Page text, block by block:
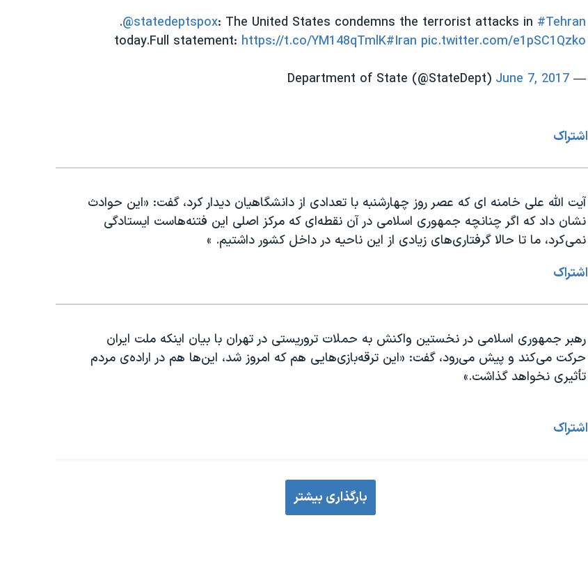
.@statedeptspox: The United States condemns the terrorist attacks in #Tehran
today.Full statement: https://t.co/YM148qTmlK#Iran pic.twitter.com/e1pSC1Qzko
— Department of State (@StateDept)
June 7, 2017
اشتراک
آیت الله علی خامنه ای که عصر روز چهارشنبه با تعدادی از دانشگاهیان دیدار کرد، گفت: «این حوادث
نشان داد که اگر چنانچه جمهوری اسلامی در آن نقطه‌ای که مرکز اصلی این فتنه‌هاست ایستادگی
نمی‌کرد، ما تا حالا گرفتاری‌های زیادی از این ناحیه در داخل کشور داشتیم. »
اشتراک
رهبر جمهوری اسلامی در نخستین واکنش به حملات تروریستی در تهران با بیان اینکه ملت ایران
حرکت می‌کند و پیش می‌رود، گفت: «این ترقه‌بازی‌هایی هم که امروز شد، این‌ها هم در اراده‌ی مردم
تأثیری نخواهد گذاشت.»
اشتراک
بارگذاری بیشتر